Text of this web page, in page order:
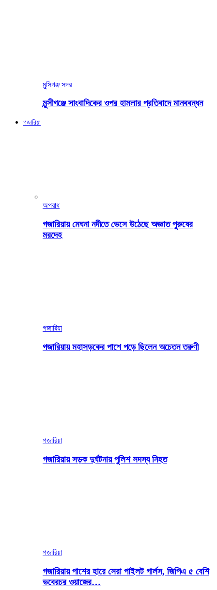
মুন্সিগঞ্জ সদর
মুন্সীগঞ্জে সাংবাদিকের ওপর হামলার প্রতিবাদে মানববন্ধন
গজারিয়া
অপরাধ
গজারিয়ায় মেঘনা নদীতে ভেসে উঠেছে অজ্ঞাত পুরুষের
মরদেহ
গজারিয়া
গজারিয়ায় মহাসড়কের পাশে পড়ে ছিলেন অচেতন তরুণী
গজারিয়া
গজারিয়ায় সড়ক দুর্ঘটনায় পুলিশ সদস্য নিহত
গজারিয়া
গজারিয়ায় পাশের হারে সেরা পাইলট গার্লস, জিপিএ ৫ বেশি
ভবেরচর ওয়াজের…